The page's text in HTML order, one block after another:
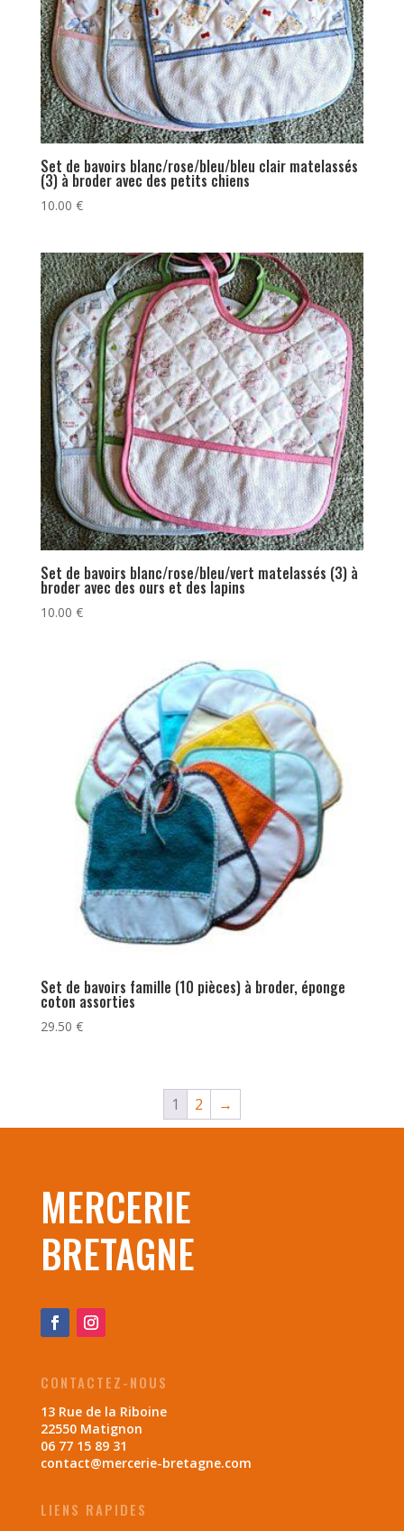
Set de bavoirs blanc/rose/bleu/bleu clair matelassés
(3) à broder avec des petits chiens
10.00 €
Set de bavoirs blanc/rose/bleu/vert matelassés (3) à
broder avec des ours et des lapins
10.00 €
Set de bavoirs famille (10 pièces) à broder, éponge
coton assorties
29.50 €
1 2 →
MERCERIE
BRETAGNE
CONTACTEZ-NOUS
13 Rue de la Riboine
22550 Matignon
06 77 15 89 31
contact@mercerie-bretagne.com
LIENS RAPIDES